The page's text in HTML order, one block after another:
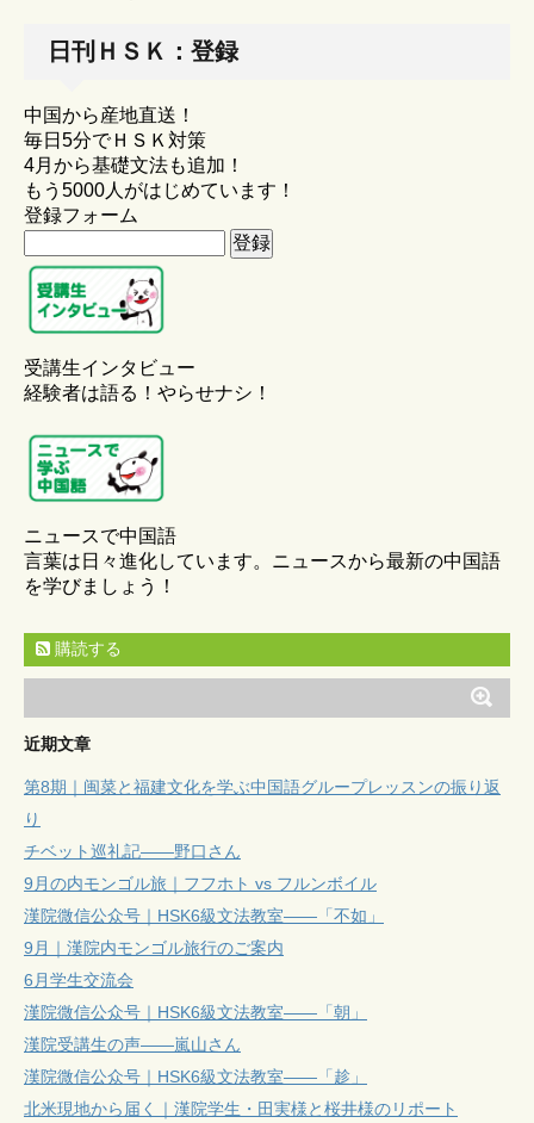
日刊ＨＳＫ：登録
中国から産地直送！
毎日5分でＨＳＫ対策
4月から基礎文法も追加！
もう5000人がはじめています！
登録フォーム
受講生インタビュー
経験者は語る！やらせナシ！
ニュースで中国語
言葉は日々進化しています。ニュースから最新の中国語
を学びましょう！
購読する
近期文章
第8期｜闽菜と福建文化を学ぶ中国語グループレッスンの振り返
り
チベット巡礼記——野口さん
9月の内モンゴル旅｜フフホト vs フルンボイル
漢院微信公众号｜HSK6級文法教室——「不如」
9月｜漢院内モンゴル旅行のご案内
6月学生交流会
漢院微信公众号｜HSK6級文法教室——「朝」
漢院受講生の声——嵐山さん
漢院微信公众号｜HSK6級文法教室——「趁」
北米現地から届く｜漢院学生・田実様と桜井様のリポート